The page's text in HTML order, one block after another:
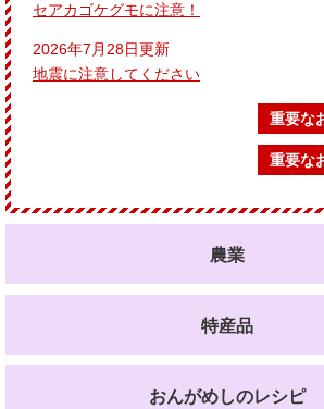
セアカゴケグモに注意！
2026年7月28日更新
地震に注意してください
重要な
重要な
農業
特産品
おんがめしのレシピ